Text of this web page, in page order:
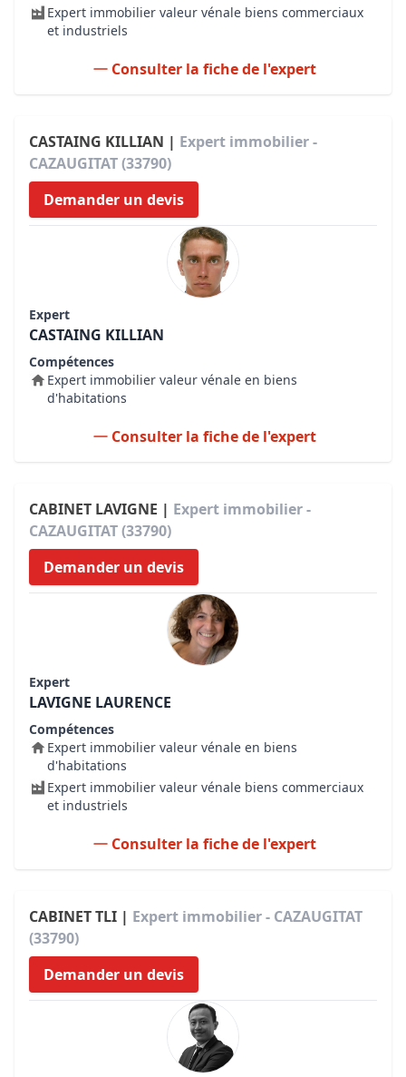
Expert immobilier valeur vénale biens commerciaux
et industriels
Consulter la fiche de l'expert
CASTAING KILLIAN | Expert immobilier -
CAZAUGITAT (33790)
Demander un devis
Expert
CASTAING KILLIAN
Compétences
Expert immobilier valeur vénale en biens
d'habitations
Consulter la fiche de l'expert
CABINET LAVIGNE | Expert immobilier -
CAZAUGITAT (33790)
Demander un devis
Expert
LAVIGNE LAURENCE
Compétences
Expert immobilier valeur vénale en biens
d'habitations
Expert immobilier valeur vénale biens commerciaux
et industriels
Consulter la fiche de l'expert
CABINET TLI | Expert immobilier - CAZAUGITAT
(33790)
Demander un devis